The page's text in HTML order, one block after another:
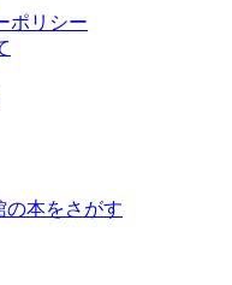
ポリシー
の本をさがす